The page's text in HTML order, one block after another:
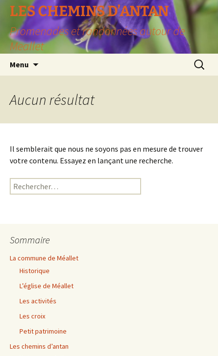
LES CHEMINS D’ANTAN
Promenades et randonnées autour de
Meallet
Menu
Aucun résultat
Il semblerait que nous ne soyons pas en mesure de trouver
votre contenu. Essayez en lançant une recherche.
Rechercher :
Sommaire
La commune de Méallet
Historique
L’église de Méallet
Les activités
Les croix
Petit patrimoine
Les chemins d’antan